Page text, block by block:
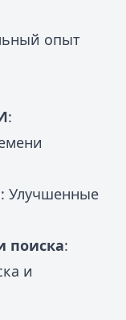
опыт
:
: Улучшенные
поиска:
и